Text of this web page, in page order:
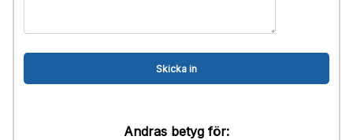
Andras betyg för: